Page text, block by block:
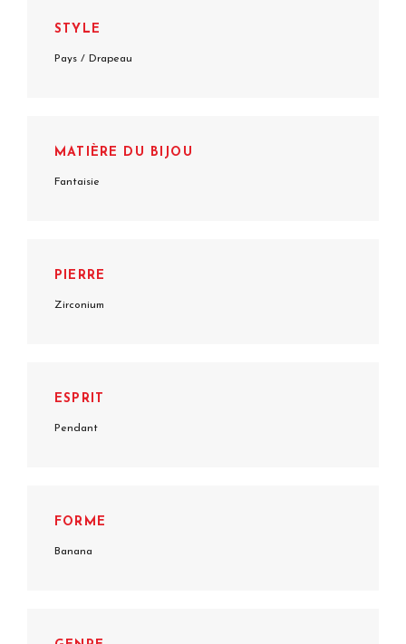
STYLE
Pays / Drapeau
MATIÈRE DU BIJOU
Fantaisie
PIERRE
Zirconium
ESPRIT
Pendant
FORME
Banana